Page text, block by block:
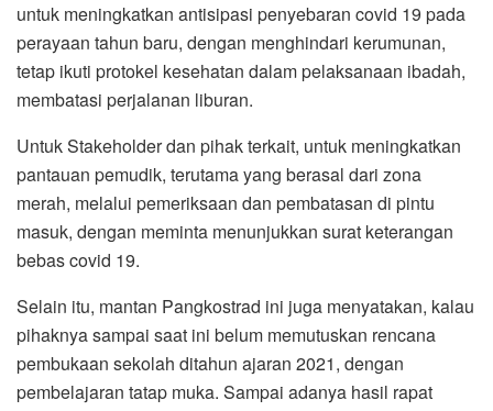
untuk meningkatkan antisipasi penyebaran covid 19 pada
perayaan tahun baru, dengan menghindari kerumunan,
tetap ikuti protokel kesehatan dalam pelaksanaan ibadah,
membatasi perjalanan liburan.
Untuk Stakeholder dan pihak terkait, untuk meningkatkan
pantauan pemudik, terutama yang berasal dari zona
merah, melalui pemeriksaan dan pembatasan di pintu
masuk, dengan meminta menunjukkan surat keterangan
bebas covid 19.
Selain itu, mantan Pangkostrad ini juga menyatakan, kalau
pihaknya sampai saat ini belum memutuskan rencana
pembukaan sekolah ditahun ajaran 2021, dengan
pembelajaran tatap muka. Sampai adanya hasil rapat